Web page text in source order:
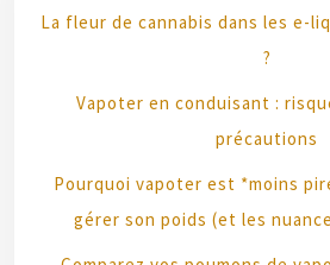
La fleur de cannabis dans les e-
?
Vapoter en conduisant :
précautions
Pourquoi vapoter est *moins
gérer son poids (et les